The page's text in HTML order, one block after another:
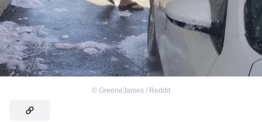
© GreeneJames / Reddit